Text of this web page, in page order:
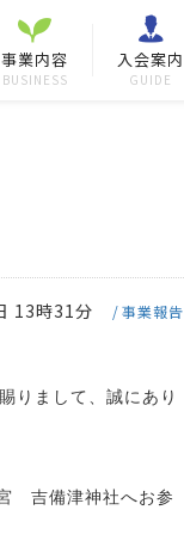
事業内容
BUSINESS
入会案内
GUIDE
13時31分 事業報告
りまして、誠にあり
吉備津神社へお参